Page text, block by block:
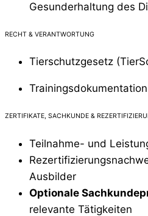
Gesunderhaltung des
RECHT & VERANTWORTUNG
Tierschutzgesetz
ZERTIFIKATE, SACHKUNDE &
Teilnahme- und
Ausbilder
Optionale
relevante Tätigkeiten